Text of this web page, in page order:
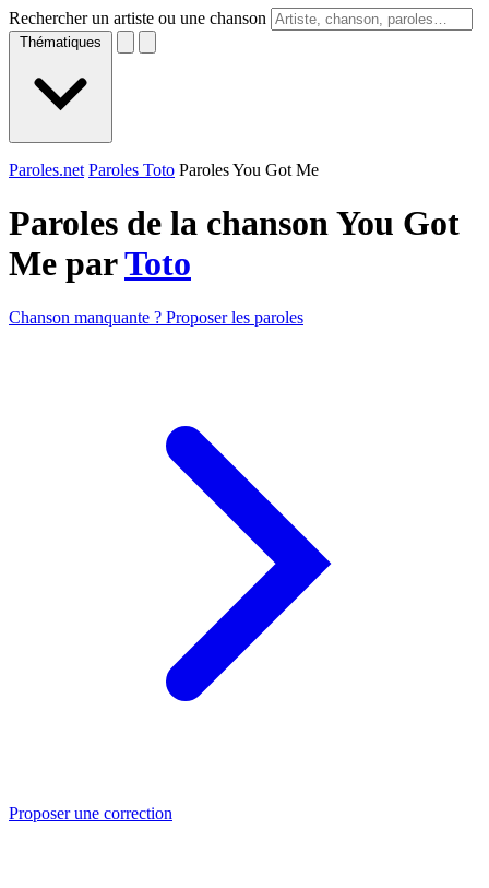
Rechercher un artiste ou une chanson
Thématiques
Paroles.net Paroles Toto Paroles You Got Me
Paroles de la chanson You Got
Me parToto
Chanson manquante ? Proposer les paroles
Proposer une correction